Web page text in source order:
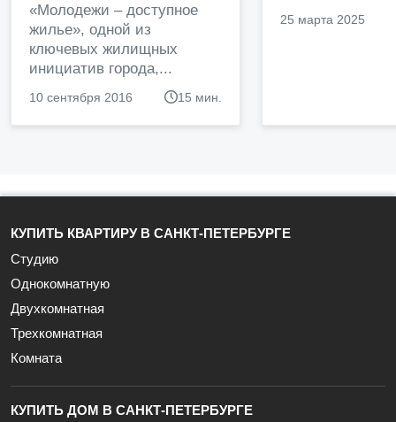
«Молодежи – доступное
жилье», одной из
ключевых жилищных
инициатив города,...
10 сентября 2016 15 мин.
25 марта 2025
КУПИТЬ КВАРТИРУ В САНКТ-ПЕТЕРБУРГЕ
Студию
Однокомнатную
Двухкомнатная
Трехкомнатная
Комната
КУПИТЬ ДОМ В САНКТ-ПЕТЕРБУРГЕ